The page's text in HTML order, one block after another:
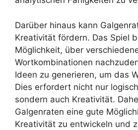
Darüber hinaus kann
Kreativität fördern. Das Spiel
Möglichkeit, über
Wortkombinationen
Ideen zu generieren, um das
Dies erfordert nicht nur
sondern auch Kreativität.
Galgenraten eine gute
Kreativität zu entwickeln und